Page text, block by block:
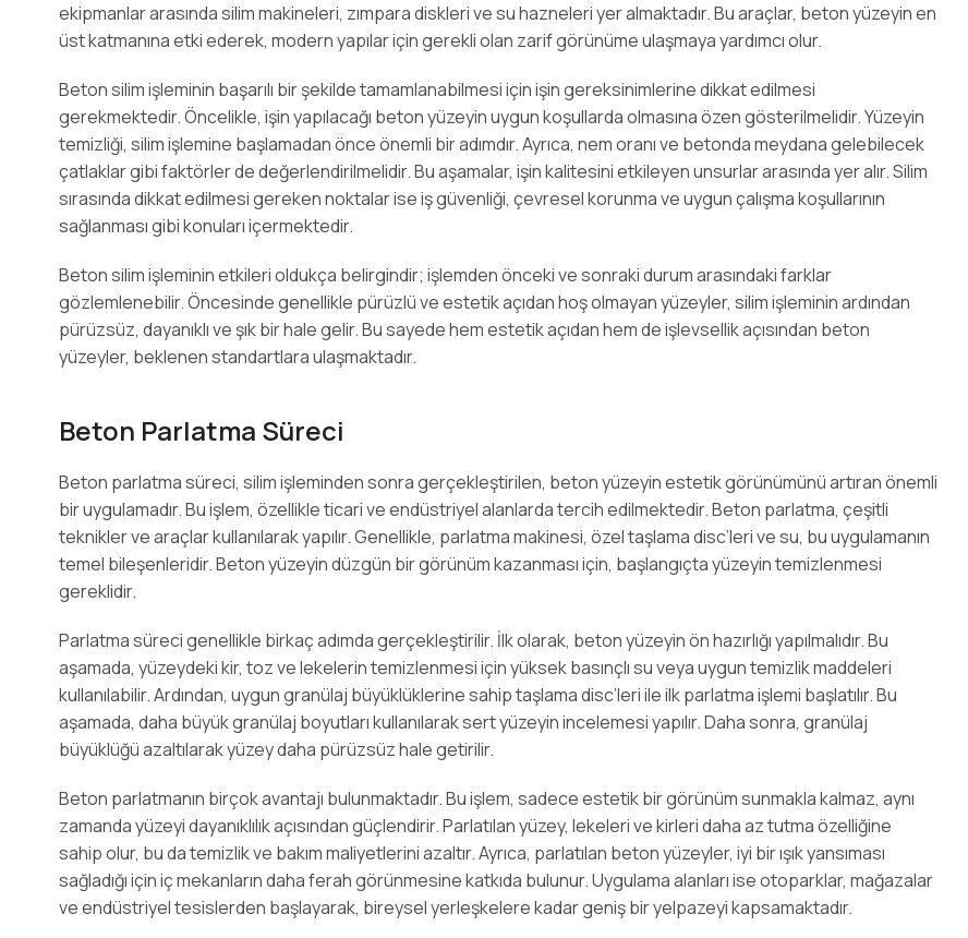
ekipmanlar arasında silim makineleri, zımpara diskleri ve su hazneleri yer almaktadır. Bu araçlar, beton yüzeyin en
üst katmanına etki ederek, modern yapılar için gerekli olan zarif görünüme ulaşmaya yardımcı olur.
Beton silim işleminin başarılı bir şekilde tamamlanabilmesi için işin gereksinimlerine dikkat edilmesi
gerekmektedir. Öncelikle, işin yapılacağı beton yüzeyin uygun koşullarda olmasına özen gösterilmelidir. Yüzeyin
temizliği, silim işlemine başlamadan önce önemli bir adımdır. Ayrıca, nem oranı ve betonda meydana gelebilecek
çatlaklar gibi faktörler de değerlendirilmelidir. Bu aşamalar, işin kalitesini etkileyen unsurlar arasında yer alır. Silim
sırasında dikkat edilmesi gereken noktalar ise iş güvenliği, çevresel korunma ve uygun çalışma koşullarının
sağlanması gibi konuları içermektedir.
Beton silim işleminin etkileri oldukça belirgindir; işlemden önceki ve sonraki durum arasındaki farklar
gözlemlenebilir. Öncesinde genellikle pürüzlü ve estetik açıdan hoş olmayan yüzeyler, silim işleminin ardından
pürüzsüz, dayanıklı ve şık bir hale gelir. Bu sayede hem estetik açıdan hem de işlevsellik açısından beton
yüzeyler, beklenen standartlara ulaşmaktadır.
Beton Parlatma Süreci
Beton parlatma süreci, silim işleminden sonra gerçekleştirilen, beton yüzeyin estetik görünümünü artıran önemli
bir uygulamadır. Bu işlem, özellikle ticari ve endüstriyel alanlarda tercih edilmektedir. Beton parlatma, çeşitli
teknikler ve araçlar kullanılarak yapılır. Genellikle, parlatma makinesi, özel taşlama disc’leri ve su, bu uygulamanın
temel bileşenleridir. Beton yüzeyin düzgün bir görünüm kazanması için, başlangıçta yüzeyin temizlenmesi
gereklidir.
Parlatma süreci genellikle birkaç adımda gerçekleştirilir. İlk olarak, beton yüzeyin ön hazırlığı yapılmalıdır. Bu
aşamada, yüzeydeki kir, toz ve lekelerin temizlenmesi için yüksek basınçlı su veya uygun temizlik maddeleri
kullanılabilir. Ardından, uygun granülaj büyüklüklerine sahip taşlama disc’leri ile ilk parlatma işlemi başlatılır. Bu
aşamada, daha büyük granülaj boyutları kullanılarak sert yüzeyin incelemesi yapılır. Daha sonra, granülaj
büyüklüğü azaltılarak yüzey daha pürüzsüz hale getirilir.
Beton parlatmanın birçok avantajı bulunmaktadır. Bu işlem, sadece estetik bir görünüm sunmakla kalmaz, aynı
zamanda yüzeyi dayanıklılık açısından güçlendirir. Parlatılan yüzey, lekeleri ve kirleri daha az tutma özelliğine
sahip olur, bu da temizlik ve bakım maliyetlerini azaltır. Ayrıca, parlatılan beton yüzeyler, iyi bir ışık yansıması
sağladığı için iç mekanların daha ferah görünmesine katkıda bulunur. Uygulama alanları ise otoparklar, mağazalar
ve endüstriyel tesislerden başlayarak, bireysel yerleşkelere kadar geniş bir yelpazeyi kapsamaktadır.